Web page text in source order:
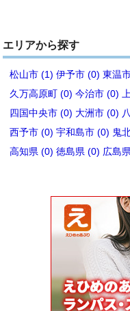
エリアから探す
松山市 (1) 伊予市 (0) 東温
久万高原町 (0) 今治市 (0)
四国中央市 (0) 大洲市 (0)
西予市 (0) 宇和島市 (0) 鬼
高知県 (0) 徳島県 (0) 広島